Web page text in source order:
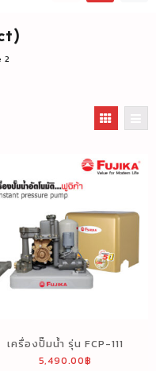
2
เครื่องปั๊มน้ำ รุ่น FCP-111
5,490.00฿